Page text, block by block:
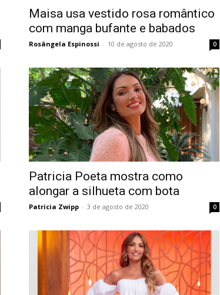
Maisa usa vestido rosa romântico
com manga bufante e babados
Rosângela Espinossi - 10 de agosto de 2020 0
Patricia Poeta mostra como
alongar a silhueta com bota
Patricia Zwipp - 3 de agosto de 2020 0